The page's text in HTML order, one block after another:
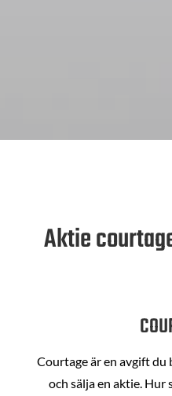
Aktie
Courtage är en avgift
och sälja en aktie.